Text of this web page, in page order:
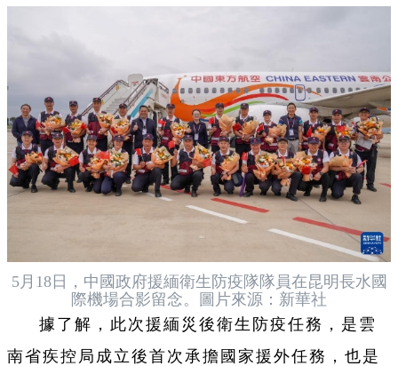
5月18日，中國政府援緬衛生防疫隊隊員在昆明長水國
際機場合影留念。圖片來源：新華社
據了解，此次援緬災後衛生防疫任務，是雲
南省疾控局成立後首次承擔國家援外任務，也是